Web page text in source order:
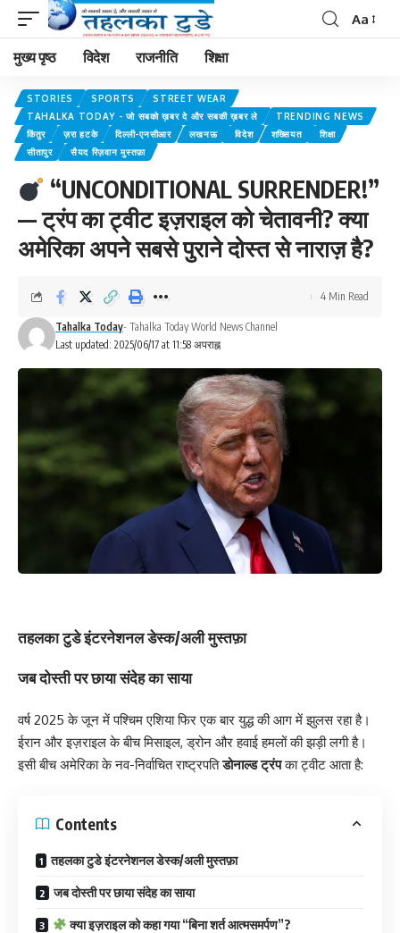
Aa
मुख्य पृष्ठ विदेश राजनीति शिक्षा
STORIES SPORTS
STREET WEAR
TAHALKA TODAY - जो सबको ख़बर दे और सबकी ख़बर ले
TRENDING NEWS
किंतुर
ज़रा हटके दिल्ली-एनसीआर लखनऊ विदेश शख्सियत
शिक्षा
सीतापुर
सैयद रिज़वान मुस्तफ़ा
“UNCONDITIONAL SURRENDER!”
— ट्रंप का ट्वीट इज़राइल को चेतावनी? क्या
अमेरिका अपने सबसे पुराने दोस्त से नाराज़ है?
Last updated: 2025/06/17 at 11:58 अपराह्न
Tahalka Today- Tahalka Today World News Channel
4 Min Read
तहलका टुडे इंटरनेशनल डेस्क/अली मुस्तफ़ा
जब दोस्ती पर छाया संदेह का साया
वर्ष 2025 के जून में पश्चिम एशिया फिर एक बार युद्ध की आग में झुलस रहा है।
ईरान और इज़राइल के बीच मिसाइल, ड्रोन और हवाई हमलों की झड़ी लगी है।
इसी बीच अमेरिका के नव-निर्वाचित राष्ट्रपतिडोनाल्ड ट्रंपका ट्वीट आता है:
Contents
तहलका टुडे इंटरनेशनल डेस्क/अली मुस्तफ़ा
जब दोस्ती पर छाया संदेह का साया
क्या इज़राइल को कहा गया “बिना शर्त आत्मसमर्पण”?